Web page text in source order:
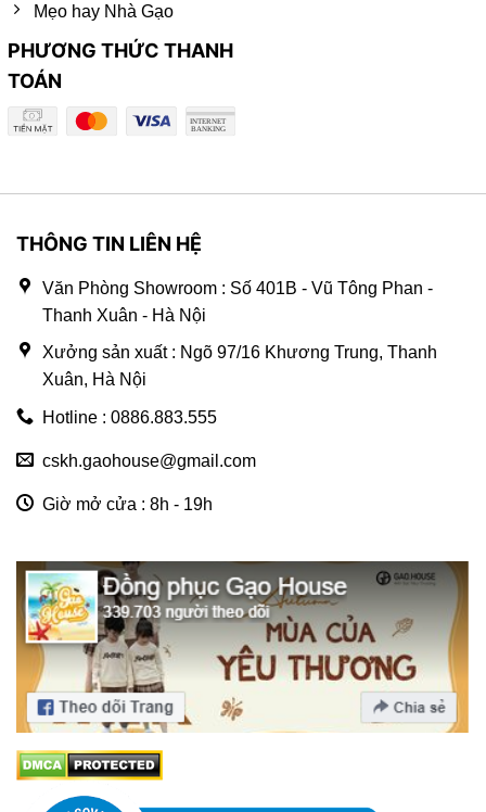
Mẹo hay Nhà Gạo
PHƯƠNG THỨC THANH
TOÁN
THÔNG TIN LIÊN HỆ
Văn Phòng Showroom : Số 401B - Vũ Tông Phan -
Thanh Xuân - Hà Nội
Xưởng sản xuất : Ngõ 97/16 Khương Trung, Thanh
Xuân, Hà Nội
Hotline : 0886.883.555
cskh.gaohouse@gmail.com
Giờ mở cửa : 8h - 19h